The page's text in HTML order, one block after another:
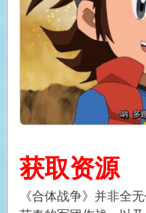
获取资源
《合体战争》并非全